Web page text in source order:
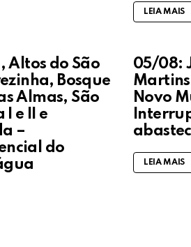
LEIA MAIS
Altos do São
Bosque
Almas, São
e II e
–
do
05/08:
Novo
LEIA MAIS